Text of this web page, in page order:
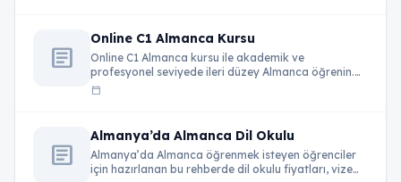
article
Online C1 Almanca Kursu
Online C1 Almanca kursu ile akademik ve
profesyonel seviyede ileri düzey Almanca öğrenin.
Canlı …
calendar_today
article
Almanya’da Almanca Dil Okulu
Almanya’da Almanca öğrenmek isteyen öğrenciler
için hazırlanan bu rehberde dil okulu fiyatları, vize